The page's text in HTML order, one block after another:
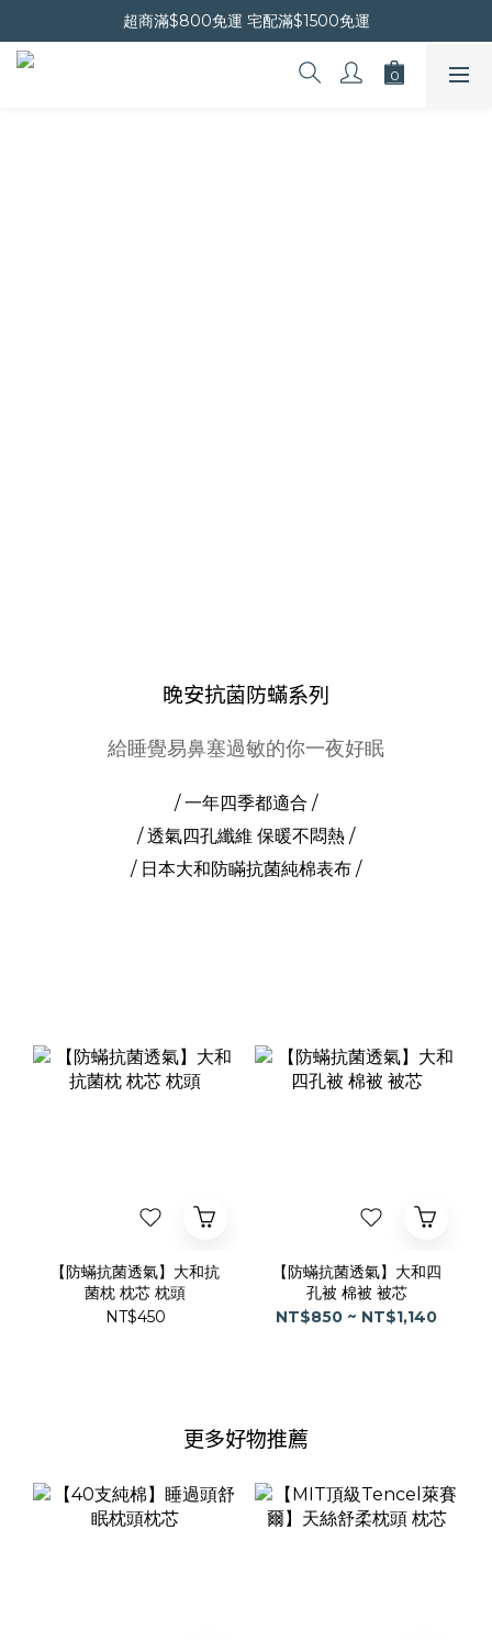
晚安會員新上線｜新會員現折$30
超商滿$800免運 宅配滿$1500免運
晚安會員新上線｜新會員現折$30
晚安抗菌防蟎系列
給睡覺易鼻塞過敏的你一夜好眠
/ 一年四季都適合 /
/ 透氣四孔纖維 保暖不悶熱 /
/ 日本大和防瞞抗菌純棉表布 /
【防蟎抗菌透氣】大和抗
菌枕 枕芯 枕頭
NT$450
【防蟎抗菌透氣】大和四
孔被 棉被 被芯
NT$850 ~ NT$1,140
更多好物推薦